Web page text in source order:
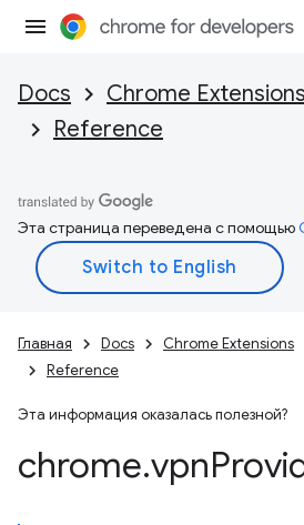
Docs Chrome Extensions
Reference
Эта страница переведена с помощью
Главная Docs Chrome Extensions
Reference
Эта информация оказалась полезной?
chrome.vpn